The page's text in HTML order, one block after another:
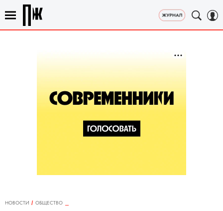
НОВОСТИ
ОБЩЕСТВО